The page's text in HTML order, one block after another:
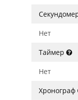
Нет
Таймер
Нет
Хронограф